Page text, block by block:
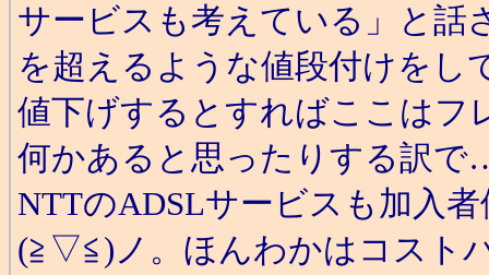
サービスも考えている」と話
を超えるような値段付けをし
値下げするとすればここはフ
何かあると思ったりする訳
NTTのADSLサービスも加入
(≧▽≦)ノ。ほんわかはコスト